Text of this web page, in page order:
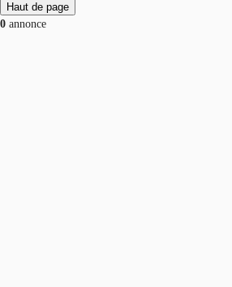
Haut de page
0 annonce